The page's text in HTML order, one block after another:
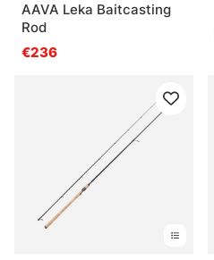
AAVA Leka Baitcasting
Rod
€236